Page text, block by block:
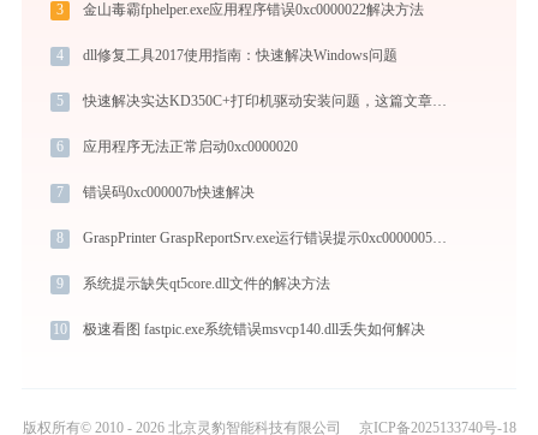
3 金山毒霸fphelper.exe应用程序错误0xc0000022解决方法
4 dll修复工具2017使用指南：快速解决Windows问题
5 快速解决实达KD350C+打印机驱动安装问题，这篇文章告诉你方法
6 应用程序无法正常启动0xc0000020
7 错误码0xc000007b快速解决
8 GraspPrinter GraspReportSrv.exe运行错误提示0xc0000005的解决办法
9 系统提示缺失qt5core.dll文件的解决方法
10 极速看图 fastpic.exe系统错误msvcp140.dll丢失如何解决
版权所有© 2010 - 2026 北京灵豹智能科技有限公司 京ICP备2025133740号-18